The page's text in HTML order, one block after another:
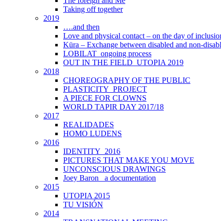
Taking off together
2019
….and then
Love and physical contact – on the day of
Küra – Exchange between disabled and non-
LOBILAT_ongoing process
OUT IN THE FIELD_UTOPIA 2019
2018
CHOREOGRAPHY OF THE PUBLIC
PLASTICITY_PROJECT
A PIECE FOR CLOWNS
WORLD TAPIR DAY 2017/18
2017
REALIDADES
HOMO LUDENS
2016
IDENTITY_2016
PICTURES THAT MAKE YOU MOVE
UNCONSCIOUS DRAWINGS
Joey Baron_ a documentation
2015
UTOPIA 2015
TU VISIÓN
2014